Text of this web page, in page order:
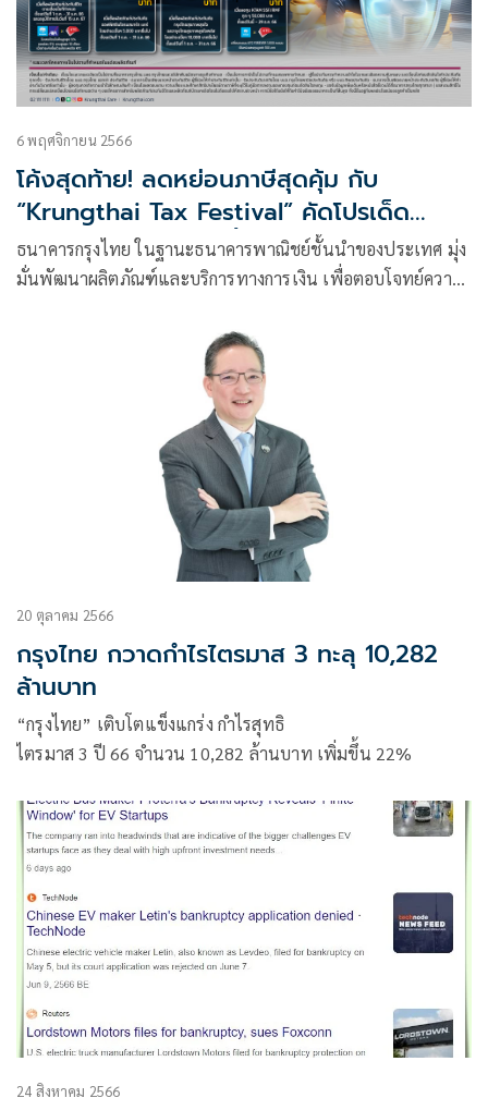
6 พฤศจิกายน 2566
โค้งสุดท้าย! ลดหย่อนภาษีสุดคุ้ม กับ
“Krungthai Tax Festival” คัดโปรเด็ด
“ประกัน-กองทุน” วันนี้ถึงสิ้นปี 2566
ธนาคารกรุงไทย ในฐานะธนาคารพาณิชย์ชั้นนำของประเทศ มุ่ง
มั่นพัฒนาผลิตภัณฑ์และบริการทางการเงิน เพื่อตอบโจทย์ความ
20 ตุลาคม 2566
กรุงไทย กวาดกำไรไตรมาส 3 ทะลุ 10,282
ล้านบาท
“กรุงไทย” เติบโตแข็งแกร่ง กำไรสุทธิ
ไตรมาส 3 ปี 66 จำนวน 10,282 ล้านบาท เพิ่มขึ้น 22%
24 สิงหาคม 2566